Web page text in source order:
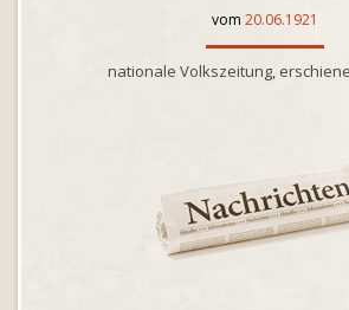
vom 20.06.1921
nationale Volkszeitung,